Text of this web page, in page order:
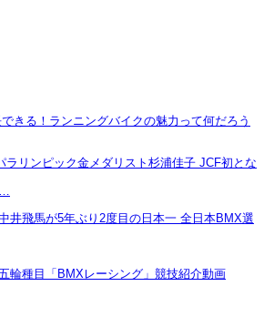
きる！ランニングバイクの魅力って何だろう
ラリンピック金メダリスト杉浦佳子 JCF初とな
井飛馬が5年ぶり2度目の日本一 全日本BMX選
輪種目「BMXレーシング」競技紹介動画